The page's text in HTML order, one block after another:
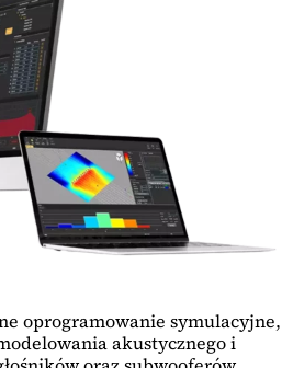
oprogramowanie symulacyjne,
akustycznego i